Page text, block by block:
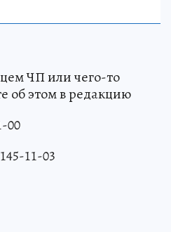
ЧП или чего-то
об этом в редакцию
00
11-03